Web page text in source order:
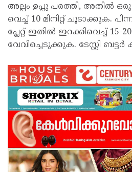
അല്പം ഉപ്പു പരത്തി, അതിൽ
വെച്ച് 10 മിനിറ്റ് ചൂടാക്കുക.
പ്ലേറ്റ് ഇതിൽ ഇറക്കിവെച്ച് 15-
വേവിച്ചെടുക്കുക. ടേസ്റ്റി